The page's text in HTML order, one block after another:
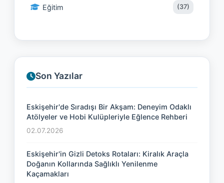
Eğitim (37)
Son Yazılar
Eskişehir'de Sıradışı Bir Akşam: Deneyim Odaklı
Atölyeler ve Hobi Kulüpleriyle Eğlence Rehberi
02.07.2026
Eskişehir'in Gizli Detoks Rotaları: Kiralık Araçla
Doğanın Kollarında Sağlıklı Yenilenme
Kaçamakları